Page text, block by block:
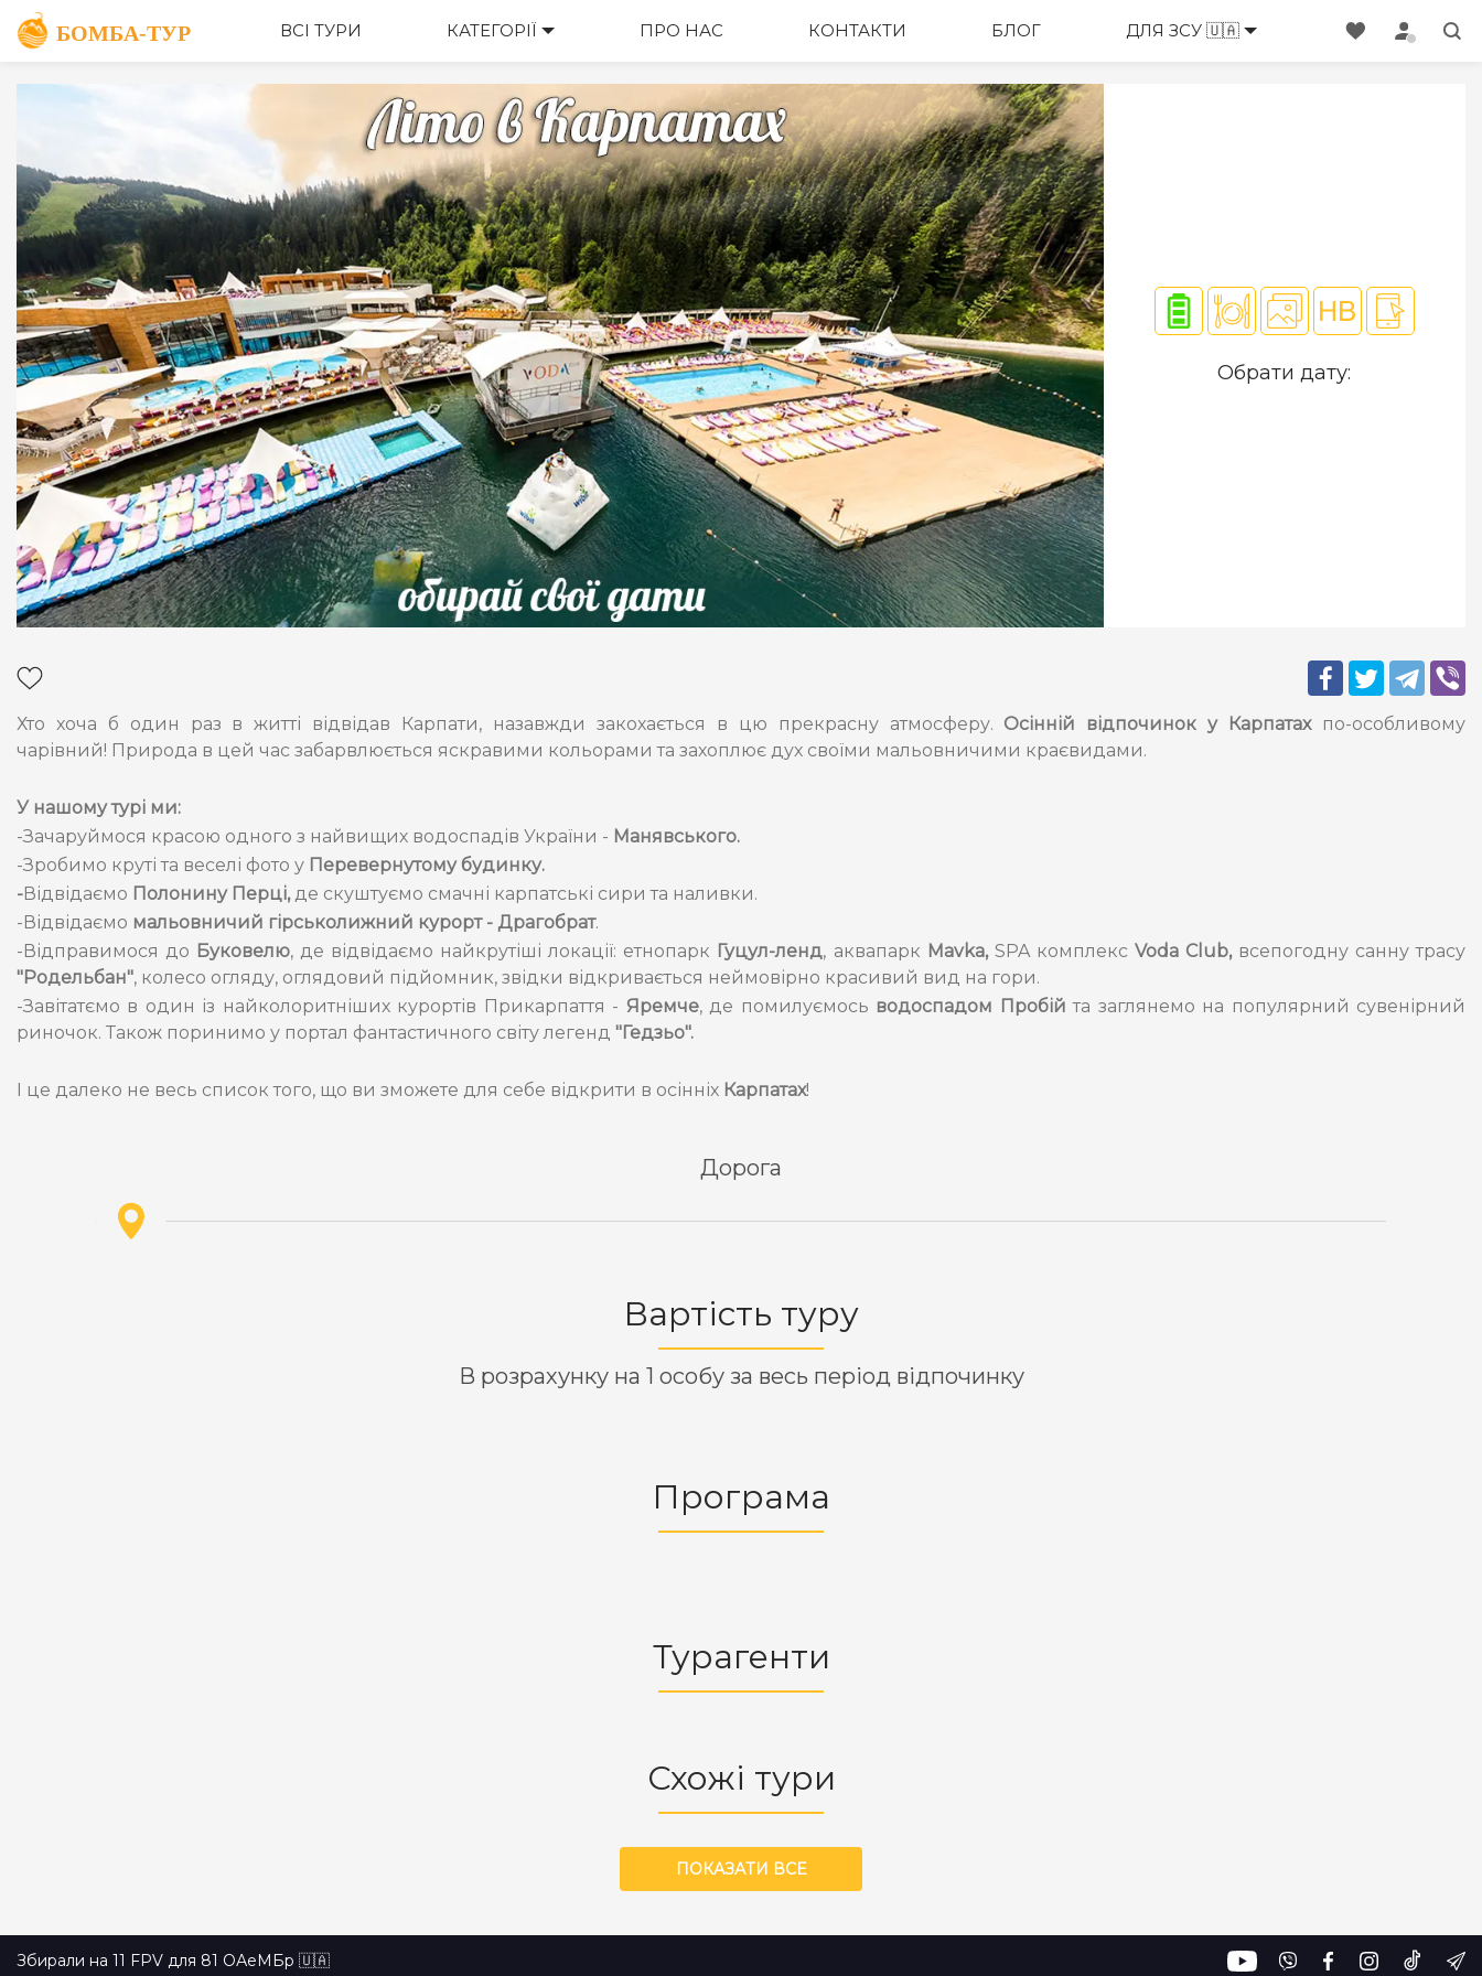
ВСІ ТУРИ КАТЕГОРІЇ ПРО НАС КОНТАКТИ БЛОГ ДЛЯ ЗСУ 🇺🇦
Обрати дату:
Хто хоча б один раз в житті відвідав Карпати, назавжди закохається в цю прекрасну атмосферу. Осінній відпочинок у Карпатахпо-особливому
чарівний! Природа в цей час забарвлюється яскравими кольорами та захоплює дух своїми мальовничими краєвидами.
У нашому турі ми:
-Зачаруймося красою одного з найвищих водоспадів України - Манявського.
-Зробимо круті та веселі фото у Перевернутому будинку.
-Відвідаємо Полонину Перці,де скуштуємо смачні карпатські сири та наливки.
-Відвідаємо мальовничий гірськолижний курорт - Драгобрат.
-Відправимося до Буковелю, де відвідаємо найкрутіші локації: етнопарк Гуцул-ленд, аквапарк Mavka, SPA комплекс Voda Club, всепогодну санну трасу
"Родельбан", колесо огляду, оглядовий підйомник, звідки відкривається неймовірно красивий вид на гори.
-Завітатємо в один із найколоритніших курортів Прикарпаття - Яремче, де помилуємось водоспадом Пробійта заглянемо на популярний сувенірний
риночок. Також поринимо у портал фантастичного світу легенд "Гедзьо".
І це далеко не весь список того, що ви зможете для себе відкрити в осінніх Карпатах!
Дорога
Вартість туру
В розрахунку на 1 особу за весь період відпочинку
Програма
Турагенти
Схожі тури
ПОКАЗАТИ ВСЕ
ОПИС ВАРТІСТЬ МЕНЕДЖЕРИ
Збирали на 11 FPV для 81 ОАеМБр 🇺🇦